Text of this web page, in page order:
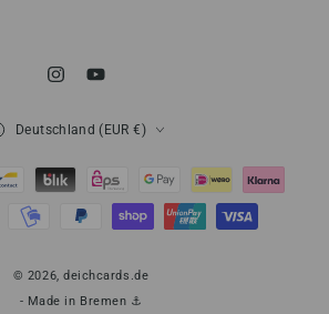
InstagramYouTube
© 2026,deichcards.de
- Made in Bremen ⚓
Deutschland (EUR €)